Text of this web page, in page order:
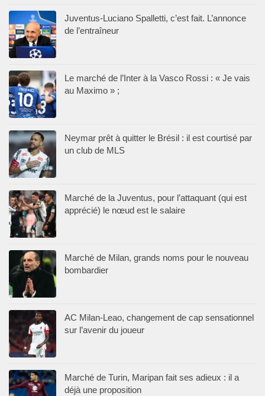
Juventus-Luciano Spalletti, c’est fait. L’annonce
de l’entraîneur
Le marché de l’Inter à la Vasco Rossi : « Je vais
au Maximo » ;
Neymar prêt à quitter le Brésil : il est courtisé par
un club de MLS
Marché de la Juventus, pour l’attaquant (qui est
apprécié) le nœud est le salaire
Marché de Milan, grands noms pour le nouveau
bombardier
AC Milan-Leao, changement de cap sensationnel
sur l’avenir du joueur
Marché de Turin, Maripan fait ses adieux : il a
déjà une proposition